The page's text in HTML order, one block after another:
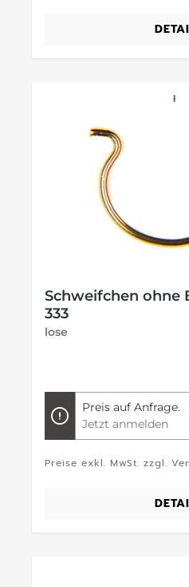
Schweifchen ohne
333
lose
Preis auf Anfrage.
Jetzt anmelden
Preise exkl. MwSt. zzgl.